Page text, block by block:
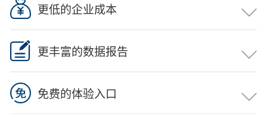
系 建设问题研究》中的研究项目，作为中央企业财税风险
控制 的检测软件。
更低的企业成本
系 建设问题研究》中的研究项目，作为中央企业财税风险
控制 的检测软件。
更丰富的数据报告
系 建设问题研究》中的研究项目，作为中央企业财税风险
控制 的检测软件。
免费的体验入口